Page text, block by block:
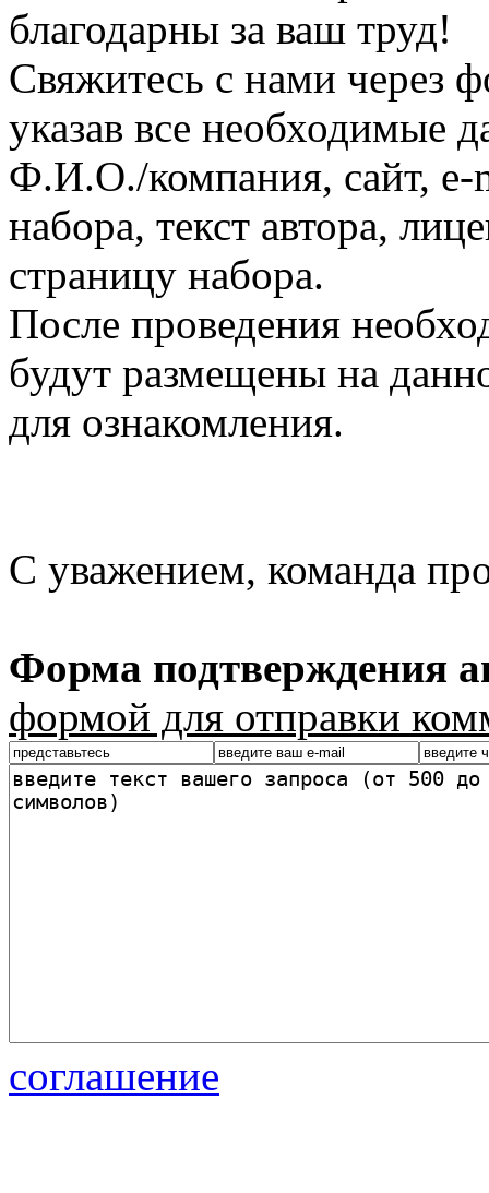
благодарны за ваш труд!
Свяжитесь с нами через
указав все необходимые
Ф.И.О./компания, сайт, e-
набора, текст автора,
страницу набора.
После проведения
будут размещены на
для ознакомления.
С уважением, команда
Форма подтверждения
формой для отправки
соглашение